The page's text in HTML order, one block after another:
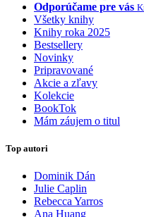
Odporúčame pre vás
Všetky knihy
Knihy roka 2025
Bestsellery
Novinky
Pripravované
Akcie a zľavy
Kolekcie
BookTok
Mám záujem o titul
Top autori
Dominik Dán
Julie Caplin
Rebecca Yarros
Ana Huang